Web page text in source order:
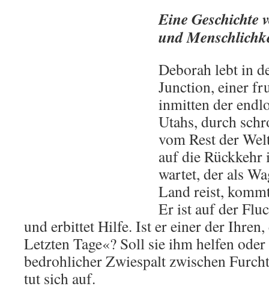
Eine Geschichte
und
Deborah lebt in
Junction, einer
inmitten der
Utahs, durch
vom Rest der
auf die Rückkehr
wartet, der als
Land reist,
Er ist auf der
und erbittet Hilfe. Ist er einer der
Letzten Tage«? Soll sie ihm helfen
bedrohlicher Zwiespalt zwischen
tut sich auf.